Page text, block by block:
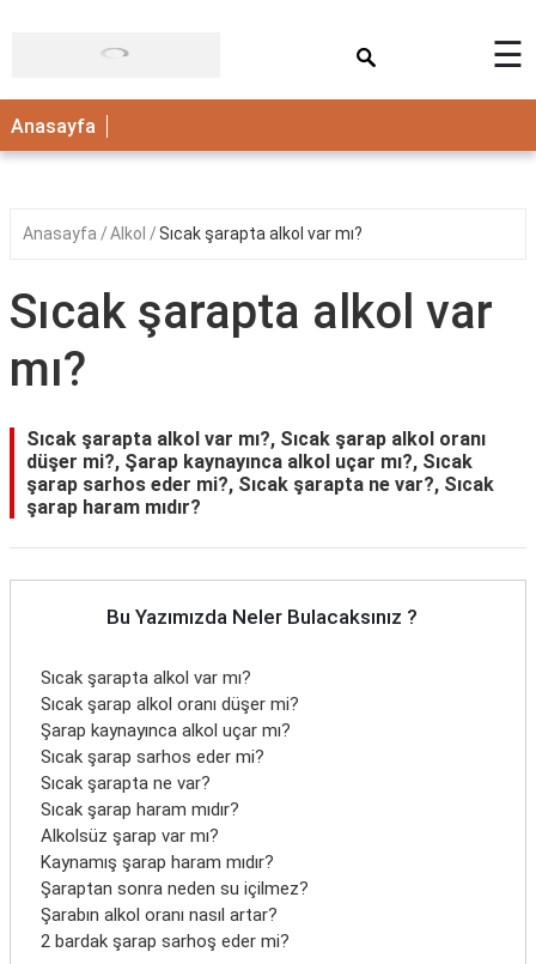
ANASAYFA
☰
Anasayfa
Anasayfa Alkol Sıcak şarapta alkol var mı?
Sıcak şarapta alkol var
mı?
Sıcak şarapta alkol var mı?, Sıcak şarap alkol oranı
düşer mi?, Şarap kaynayınca alkol uçar mı?, Sıcak
şarap sarhos eder mi?, Sıcak şarapta ne var?, Sıcak
şarap haram mıdır?
Bu Yazımızda Neler Bulacaksınız ?
Sıcak şarapta alkol var mı?
Sıcak şarap alkol oranı düşer mi?
Şarap kaynayınca alkol uçar mı?
Sıcak şarap sarhos eder mi?
Sıcak şarapta ne var?
Sıcak şarap haram mıdır?
Alkolsüz şarap var mı?
Kaynamış şarap haram mıdır?
Şaraptan sonra neden su içilmez?
Şarabın alkol oranı nasıl artar?
2 bardak şarap sarhoş eder mi?